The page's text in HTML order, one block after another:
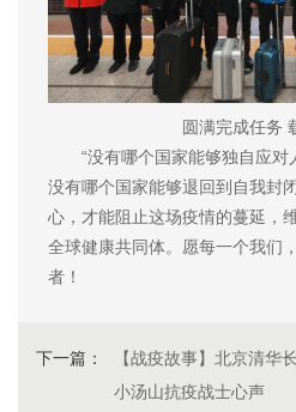
圆满完成任务
“没有哪个国家能够独自应对
没有哪个国家能够退回到自我封
心，才能阻止这场疫情的蔓延，
全球健康共同体。愿每一个我们
者！
下一篇：
【战疫故事】北京清华
小汤山抗疫战士心声